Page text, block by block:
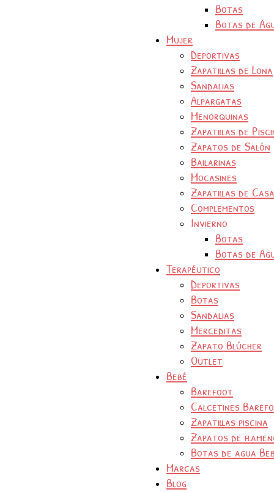
Botas
Botas de
Mujer
Deportivas
Zapatillas de Lona
Sandalias
Alpargatas
Menorquinas
Zapatillas de
Zapatos de Salón
Bailarinas
Mocasines
Zapatillas de Casa
Complementos
Invierno
Botas
Botas de
Terapéutico
Deportivas
Botas
Sandalias
Merceditas
Zapato Blúcher
Outlet
Bebé
Barefoot
Calcetines
Zapatillas piscina
Zapatos de
Botas de agua
Marcas
Blog